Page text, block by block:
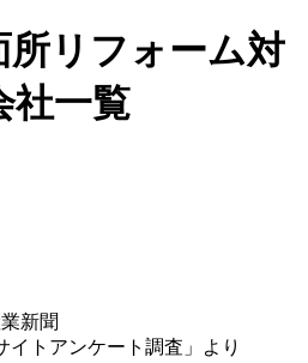
所リフォーム対
社一覧
新聞
イトアンケート調査」より